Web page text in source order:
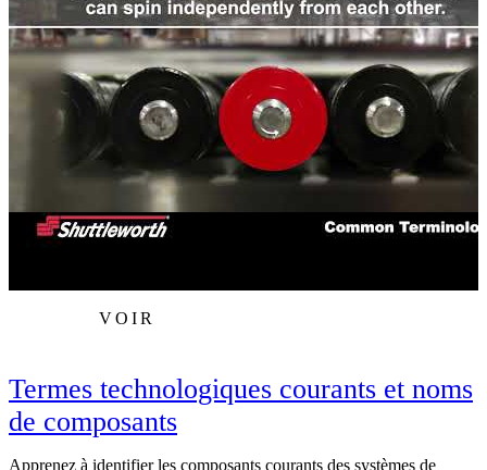
VOIR
Termes technologiques courants et noms
de composants
Apprenez à identifier les composants courants des systèmes de